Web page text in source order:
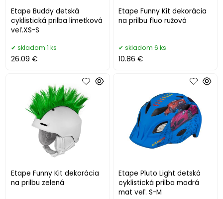
Etape Buddy detská
cyklistická prilba limetková
veľ.XS-S
skladom 1 ks
26.09 €
Etape Funny Kit dekorácia
na prilbu fluo ružová
skladom 6 ks
10.86 €
Etape Funny Kit dekorácia
na prilbu zelená
Etape Pluto Light detská
cyklistická prilba modrá
mat veľ. S-M